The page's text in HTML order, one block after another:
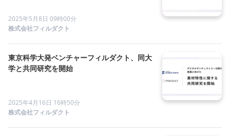
2025年5月8日 09時00分
株式会社フィルダクト
東京科学大発ベンチャーフィルダクト、同大
学と共同研究を開始
2025年4月16日 16時50分
株式会社フィルダクト